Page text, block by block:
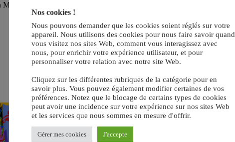
3ème.
Les Meilleurs Apprentis de France
MAF
Nos cookies !
Nous pouvons demander que les cookies soient réglés sur votre
appareil. Nous utilisons des cookies pour nous faire savoir quand
vous visitez nos sites Web, comment vous interagissez avec
nous, pour enrichir votre expérience utilisateur, et pour
personnaliser votre relation avec notre site Web.
Cliquez sur les différentes rubriques de la catégorie pour en
savoir plus. Vous pouvez également modifier certaines de vos
préférences. Notez que le blocage de certains types de cookies
peut avoir une incidence sur votre expérience sur nos sites Web
et les services que nous sommes en mesure d'offrir.
Gérer mes cookies J'accepte